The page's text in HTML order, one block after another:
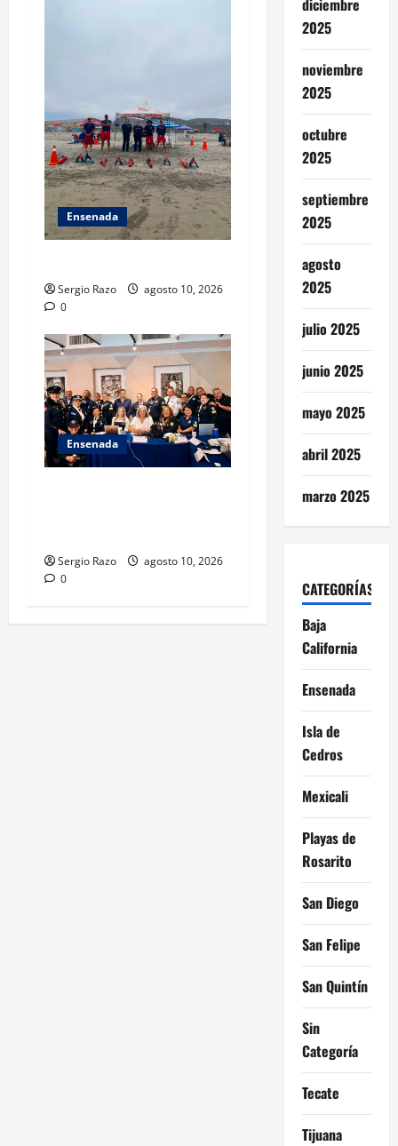
Ensenada
Sergio Razo
agosto 10, 2026
0
Ensenada
Sergio Razo
agosto 10, 2026
0
diciembre
2025
noviembre
2025
octubre
2025
septiembre
2025
agosto
2025
julio 2025
junio 2025
mayo 2025
abril 2025
marzo 2025
CATEGORÍAS
Baja
California
Ensenada
Isla de
Cedros
Mexicali
Playas de
Rosarito
San Diego
San Felipe
San Quintín
Sin
Categoría
Tecate
Tijuana